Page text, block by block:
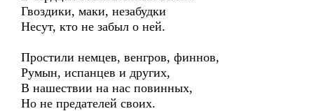
Гвоздики, маки, незабудки
Несут, кто не забыл о ней.
Простили немцев, венгров, финнов,
Румын, испанцев и других,
В нашествии на нас повинных,
Но не предателей своих.